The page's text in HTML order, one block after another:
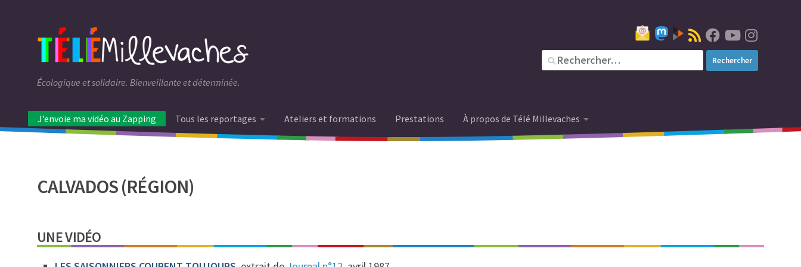
Écologique et solidaire. Bienveillante et déterminée.
J’envoie ma vidéo au Zapping Tous les reportages Ateliers et formations Prestations À propos de Télé Millevaches
CALVADOS (RÉGION)
UNE VIDÉO